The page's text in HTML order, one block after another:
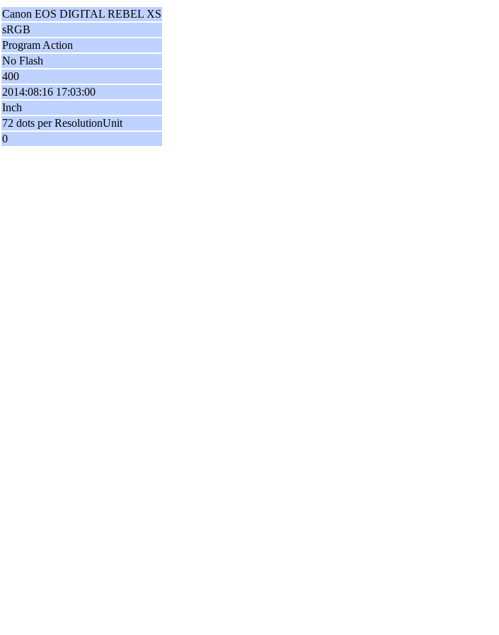
Canon EOS DIGITAL REBEL XS
sRGB
Program Action
No Flash
400
2014:08:16 17:03:00
Inch
72 dots per ResolutionUnit
0